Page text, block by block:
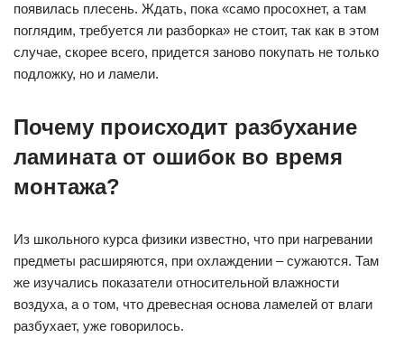
появилась плесень. Ждать, пока «само просохнет, а там
поглядим, требуется ли разборка» не стоит, так как в этом
случае, скорее всего, придется заново покупать не только
подложку, но и ламели.
Почему происходит разбухание
ламината от ошибок во время
монтажа?
Из школьного курса физики известно, что при нагревании
предметы расширяются, при охлаждении – сужаются. Там
же изучались показатели относительной влажности
воздуха, а о том, что древесная основа ламелей от влаги
разбухает, уже говорилось.